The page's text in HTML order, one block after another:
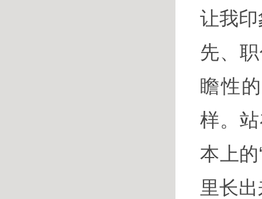
让我
先、
瞻性
样。
本上
里长